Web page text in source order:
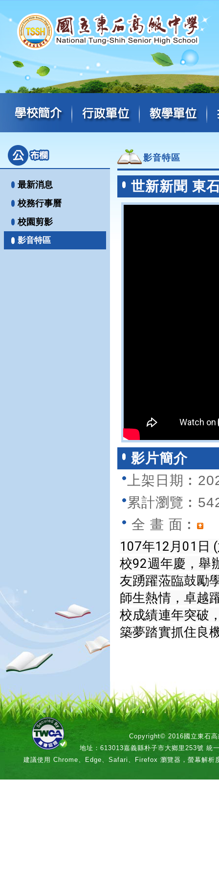
最新消息
校務行事曆
校園剪影
影音特區
影音特區
世新新聞 東
影片簡介
上架日期
累計瀏覽
全 畫 面︰
107年12月01日
校92週年慶，舉
友踴躍蒞臨鼓勵
師生熱情，卓越
校成績連年突破
築夢踏實抓住良
Copyright© 2016國立東石高
地址：613013嘉義縣朴子市大鄉里253號 統
建議使用 Chrome、Edge、Safari、Firefox 瀏覽器，螢幕解